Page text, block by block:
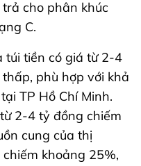
cho phân khúc
C.
túi tiền có giá từ 2-4
phù hợp với khả
TP Hồ Chí Minh.
2-4 tỷ đồng chiếm
cung của thị
khoảng 25%,